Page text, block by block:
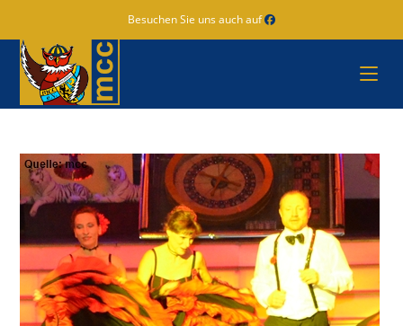
springen
Besuchen Sie uns auch auf